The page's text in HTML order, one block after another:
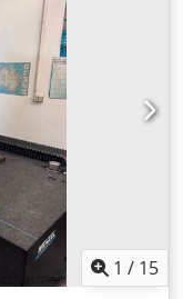
1 / 15